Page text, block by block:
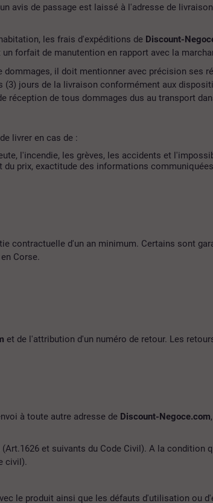
avis de passage est laissé à l'adresse de
les frais d'expéditions de Discount-
forfait de manutention en rapport avec la
il doit mentionner avec précision ses
jours de la livraison conformément aux
réception de tous dommages dus au transport
livrer en cas de :
l'incendie, les grèves, les accidents et
prix, exactitude des informations
contractuelle d'un an minimum. Certains sont
Corse.
et de l'attribution d'un numéro de retour. Les
à toute autre adresse de Discount-Negoce.com
et suivants du Code Civil). A la condition
civil).
le produit ainsi que les défauts d'utilisation ou